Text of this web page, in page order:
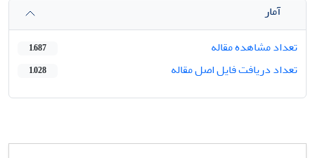
آمار
تعداد مشاهده مقاله
1,687
تعداد دریافت فایل اصل مقاله 1,028